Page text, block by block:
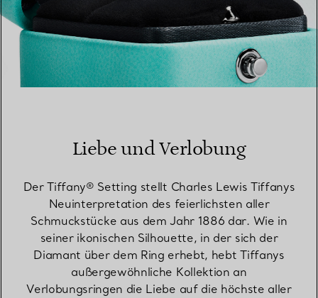
Liebe und Verlobung
Der Tiffany® Setting stellt Charles Lewis Tiffanys
Neuinterpretation des feierlichsten aller
Schmuckstücke aus dem Jahr 1886 dar. Wie in
seiner ikonischen Silhouette, in der sich der
Diamant über dem Ring erhebt, hebt Tiffanys
außergewöhnliche Kollektion an
Verlobungsringen die Liebe auf die höchste aller